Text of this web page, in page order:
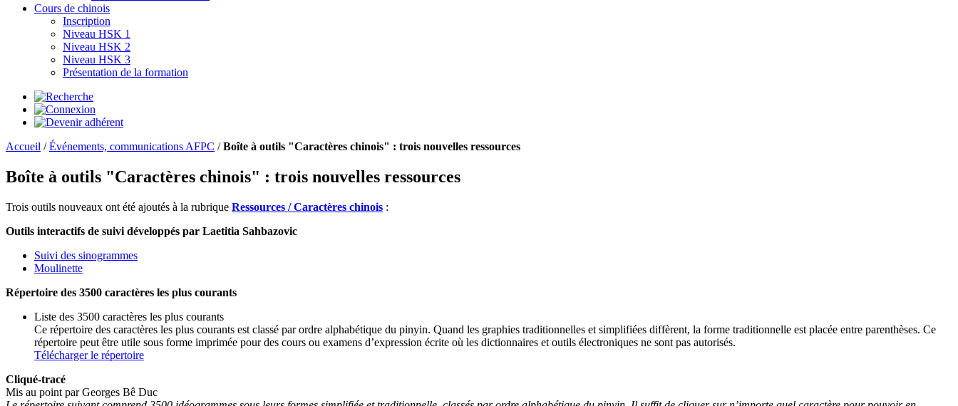
Cours de chinois
Inscription
Niveau HSK 1
Niveau HSK 2
Niveau HSK 3
Présentation de la formation
Accueil /Événements, communications AFPC /Boîte à outils "Caractères chinois" : trois nouvelles ressources
Boîte à outils "Caractères chinois" : trois nouvelles ressources
Trois outils nouveaux ont été ajoutés à la rubrique Ressources / Caractères chinois :
Outils interactifs de suivi développés par Laetitia Sahbazovic
Suivi des sinogrammes
Moulinette
Répertoire des 3500 caractères les plus courants
Liste des 3500 caractères les plus courants
Ce répertoire des caractères les plus courants est classé par ordre alphabétique du pinyin. Quand les graphies traditionnelles et simplifiées diffèrent, la forme traditionnelle est placée entre parenthèses. Ce
répertoire peut être utile sous forme imprimée pour des cours ou examens d’expression écrite où les dictionnaires et outils électroniques ne sont pas autorisés.
Télécharger le répertoire
Cliqué-tracé
Mis au point par Georges Bê Duc